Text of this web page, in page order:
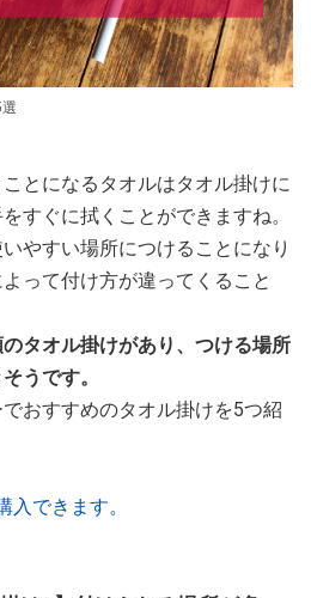
とになるタオルはタオル掛けに
すぐに拭くことができますね。
やすい場所につけることになり
って付け方が違ってくること
タオル掛けがあり、つける場所
うです。
おすすめのタオル掛けを5つ紹
入できます。